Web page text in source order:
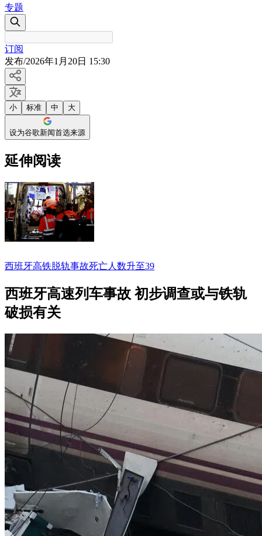
专题
订阅
发布/2026年1月20日 15:30
小 标准 中 大
设为谷歌新闻首选来源
延伸阅读
西班牙高铁脱轨事故死亡人数升至39
西班牙高速列车事故 初步调查或与铁轨
破损有关